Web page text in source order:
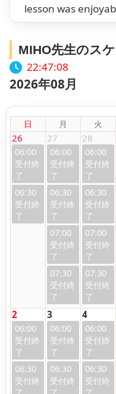
lesson was
MIHO先生のス
22:47:09
2026年08月
日 月 火
26
06:00
06:30
27
06:00
06:30
07:00
07:30
28
06:00
06:30
07:00
07:30
2
06:00
06:30
3
06:00
06:30
4
06:00
06:30